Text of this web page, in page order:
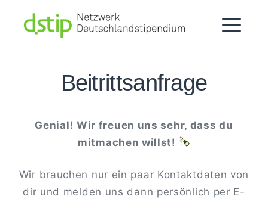
Netzwerk
Deutschlandstipendium
Dortmund
EXPAND
Beitrittsanfrage
Genial! Wir freuen uns sehr, dass du
mitmachen willst!
Wir brauchen nur ein paar Kontaktdaten von
dir und melden uns dann persönlich per E-